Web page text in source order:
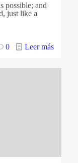
possible; and
just like a
0 Leer más